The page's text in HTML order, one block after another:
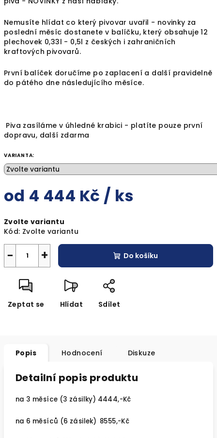
Nemusíte hlídat co který pivovar uvařil - novinky za
poslední měsíc dostanete v balíčku, který obsahuje 12
plechovek 0,33l - 0,5l z českých i zahraničních
kraftových pivovarů.
První balíček doručíme po zaplacení a další pravidelně
do pátého dne následujícího měsíce.
Piva zasíláme v úhledné krabici - platíte pouze první
dopravu, další zdarma
VARIANTA:
od 4 444 Kč / ks
cena:
Zvolte variantu
Kód: Zvolte variantu
+
− Do košíku
Zeptat se Hlídat Sdílet
Popis Hodnocení Diskuze
Detailní popis produktu
na 3 měsíce (3 zásilky) 4444,-Kč
na 6 měsíců (6 zásilek) 8555,-Kč